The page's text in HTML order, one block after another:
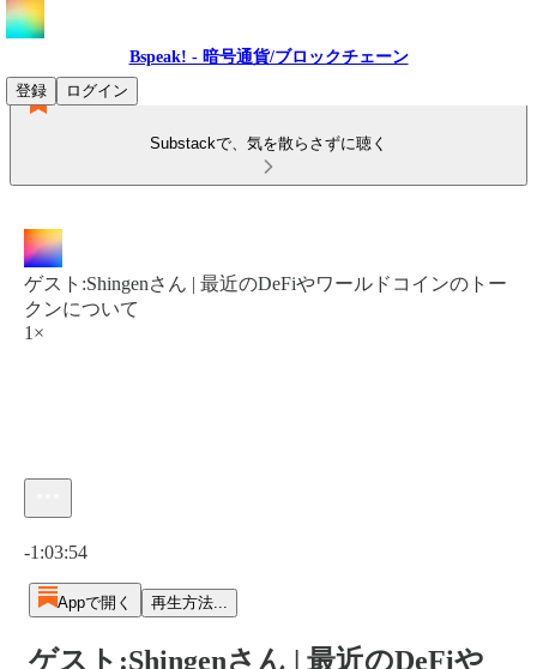
Bspeak! - 暗号通貨/ブロックチェーン
登録
ログイン
Substackで、気を散らさずに聴く
ゲスト:Shingenさん | 最近のDeFiやワールドコインのトー
クンについて
1×
-1:03:54
Appで開く 再生方法...
ゲスト:Shingenさん | 最近のDeFiや